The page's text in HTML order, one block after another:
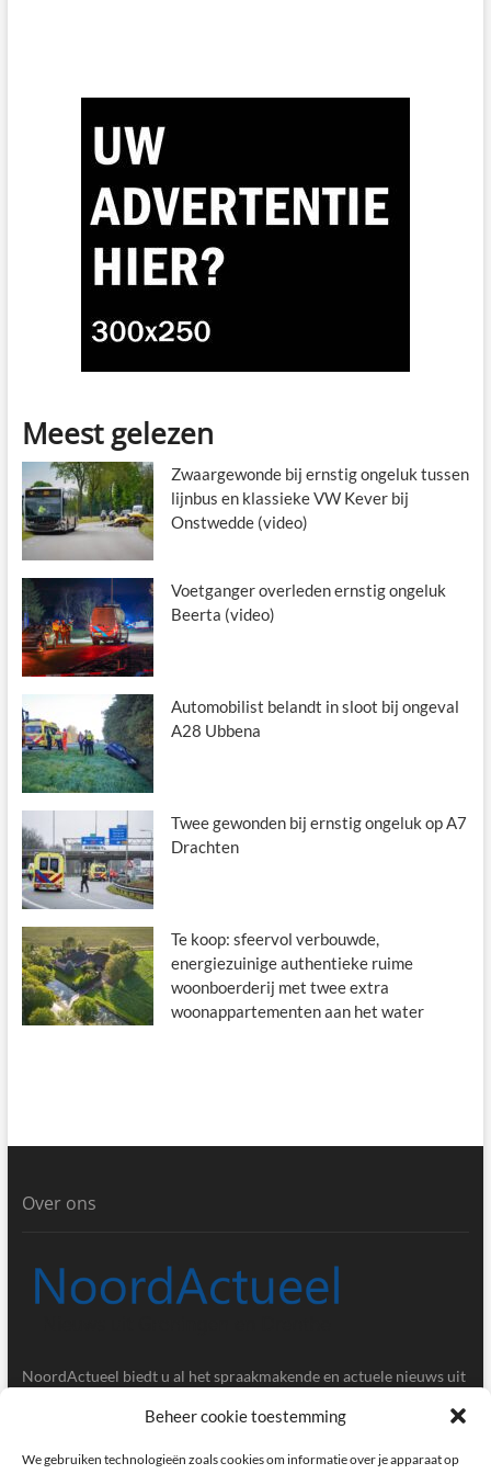
Beheer cookie toestemming
We gebruiken technologieën zoals cookies om informatie over je apparaat op
Meest gelezen
Zwaargewonde bij ernstig ongeluk tussen
lijnbus en klassieke VW Kever bij
Onstwedde (video)
Voetganger overleden ernstig ongeluk
Beerta (video)
Automobilist belandt in sloot bij ongeval
A28 Ubbena
Twee gewonden bij ernstig ongeluk op A7
Drachten
Te koop: sfeervol verbouwde,
energiezuinige authentieke ruime
woonboerderij met twee extra
woonappartementen aan het water
Over ons
NoordActueel biedt u al het spraakmakende en actuele nieuws uit
Gegevens